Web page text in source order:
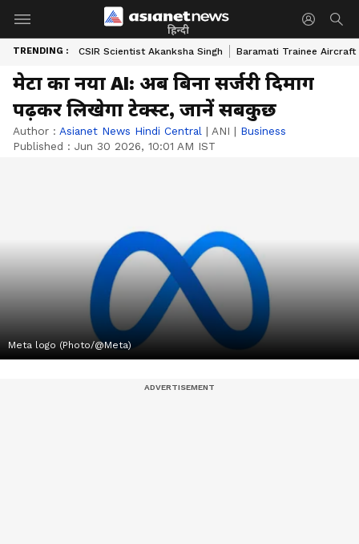
हिन्दी
TRENDING : CSIR Scientist Akanksha Singh Baramati Trainee Aircraft
मेटा का नया AI: अब बिना सर्जरी दिमाग
पढ़कर लिखेगा टेक्स्ट, जानें सबकुछ
Author : Asianet News Hindi Central | ANI | Business
Published : Jun 30 2026, 10:01 AM IST
Meta logo (Photo/@Meta)